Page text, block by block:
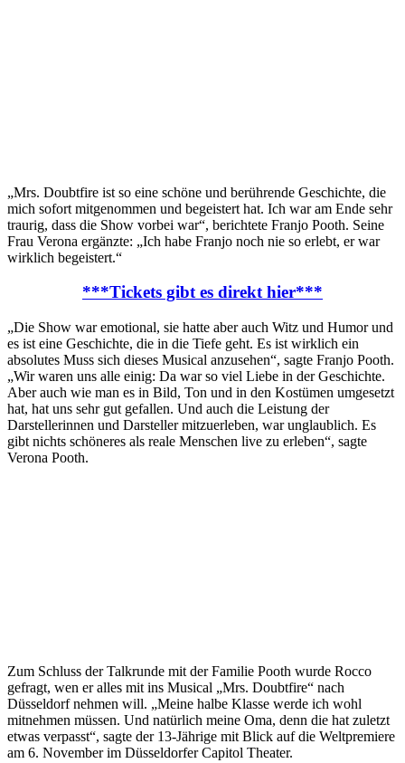
„Mrs. Doubtfire ist so eine schöne und berührende Geschichte, die
mich sofort mitgenommen und begeistert hat. Ich war am Ende sehr
traurig, dass die Show vorbei war“, berichtete Franjo Pooth. Seine
Frau Verona ergänzte: „Ich habe Franjo noch nie so erlebt, er war
wirklich begeistert.“
***Tickets gibt es direkt hier***
„Die Show war emotional, sie hatte aber auch Witz und Humor und
es ist eine Geschichte, die in die Tiefe geht. Es ist wirklich ein
absolutes Muss sich dieses Musical anzusehen“, sagte Franjo Pooth.
„Wir waren uns alle einig: Da war so viel Liebe in der Geschichte.
Aber auch wie man es in Bild, Ton und in den Kostümen umgesetzt
hat, hat uns sehr gut gefallen. Und auch die Leistung der
Darstellerinnen und Darsteller mitzuerleben, war unglaublich. Es
gibt nichts schöneres als reale Menschen live zu erleben“, sagte
Verona Pooth.
Zum Schluss der Talkrunde mit der Familie Pooth wurde Rocco
gefragt, wen er alles mit ins Musical „Mrs. Doubtfire“ nach
Düsseldorf nehmen will. „Meine halbe Klasse werde ich wohl
mitnehmen müssen. Und natürlich meine Oma, denn die hat zuletzt
etwas verpasst“, sagte der 13-Jährige mit Blick auf die Weltpremiere
am 6. November im Düsseldorfer Capitol Theater.